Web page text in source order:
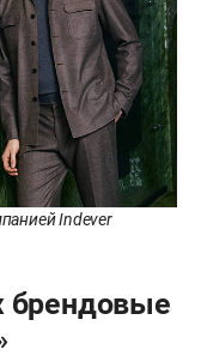
Indever
брендовые